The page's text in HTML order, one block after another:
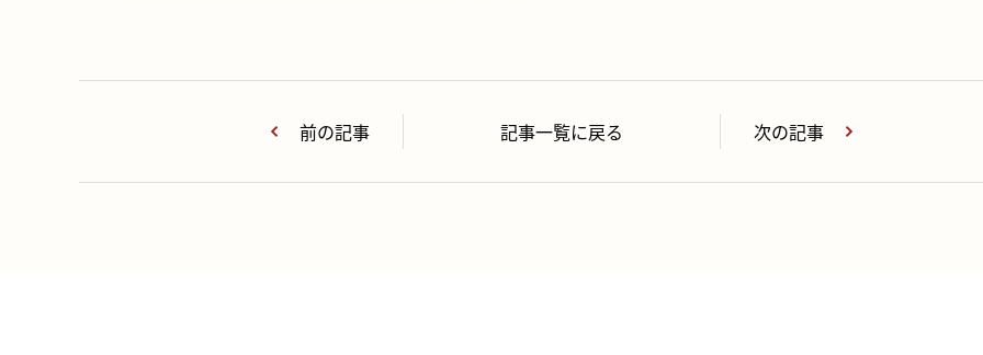
前の記事 記事一覧に戻る 次の記事